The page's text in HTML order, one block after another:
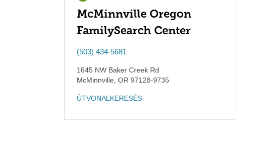
McMinnville Oregon
FamilySearch Center
(503) 434-5681
1645 NW Baker Creek Rd
McMinnville OR 97128-9735
ÚTVONALKERESÉS